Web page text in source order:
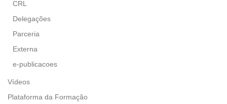
CRL
Delegações
Parceria
Externa
e-publicacoes
Vídeos
Plataforma da Formação